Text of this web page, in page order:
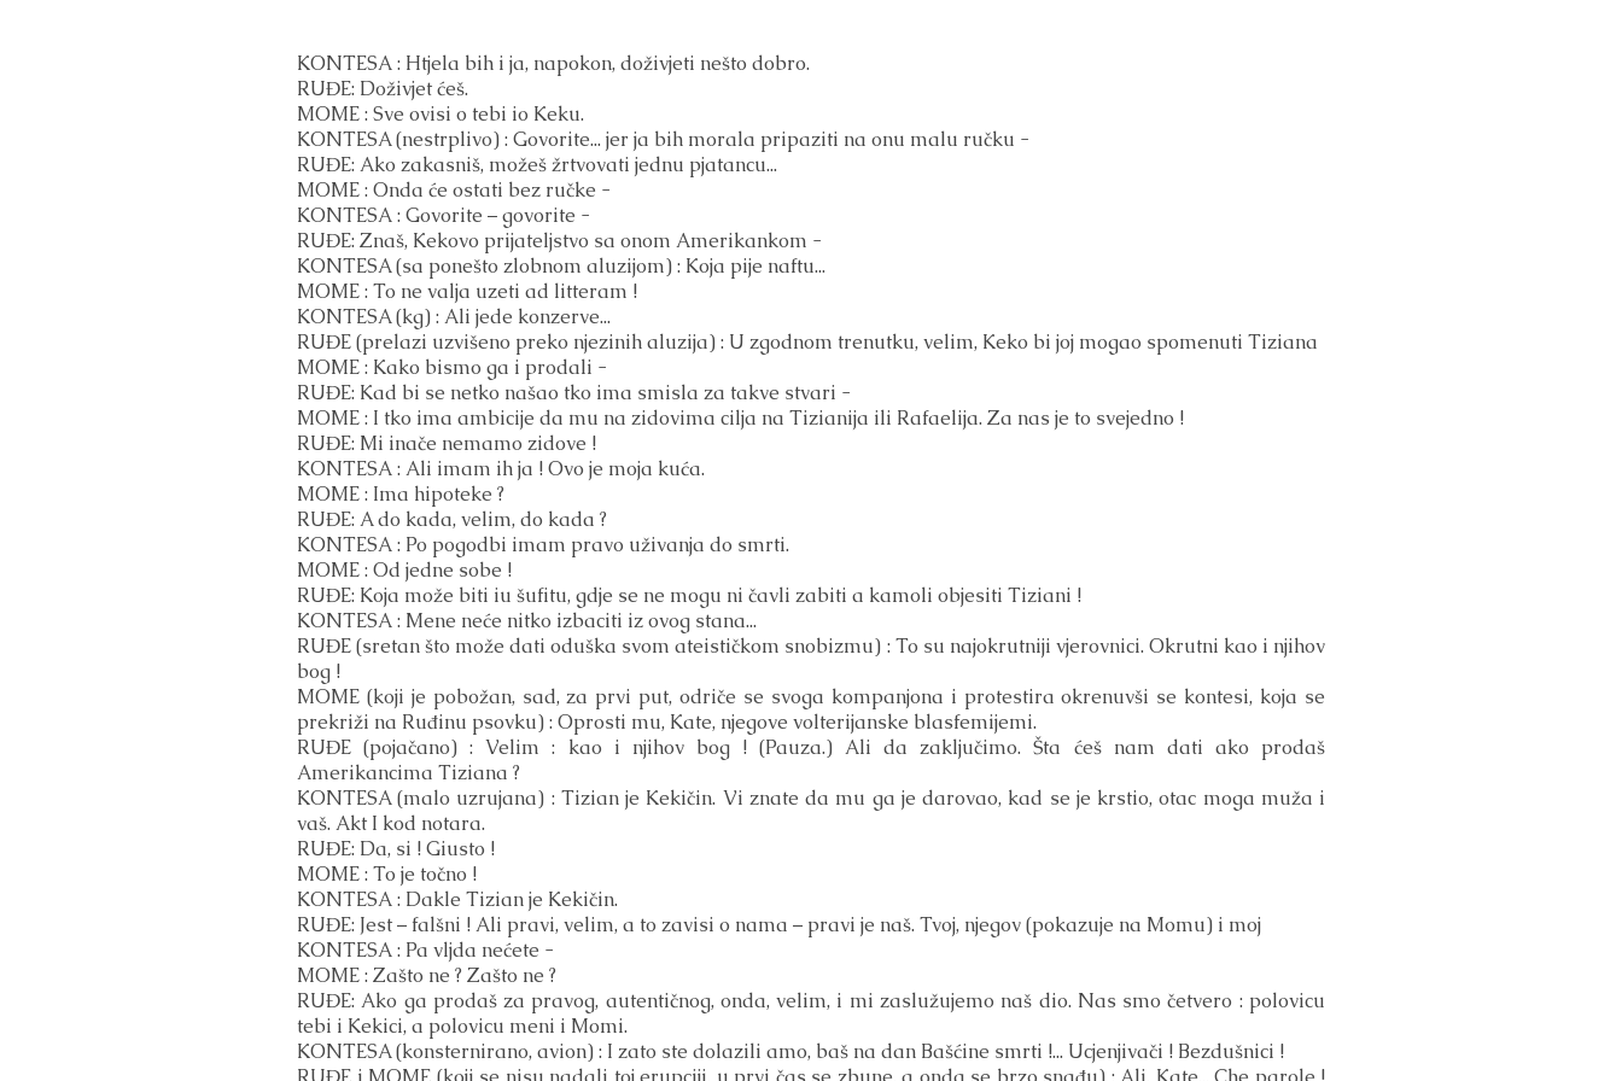
KONTESA : Htjela bih i ja, napokon, doživjeti nešto dobro.
RUĐE: Doživjet ćeš.
MOME : Sve ovisi o tebi io Keku.
KONTESA (nestrplivo) : Govorite... jer ja bih morala pripaziti na onu malu ručku -
RUĐE: Ako zakasniš, možeš žrtvovati jednu pjatancu...
MOME : Onda će ostati bez ručke -
KONTESA : Govorite – govorite -
RUĐE: Znaš, Kekovo prijateljstvo sa onom Amerikankom -
KONTESA (sa ponešto zlobnom aluzijom) : Koja pije naftu...
MOME : To ne valja uzeti ad litteram !
KONTESA (kg) : Ali jede konzerve...
RUĐE (prelazi uzvišeno preko njezinih aluzija) : U zgodnom trenutku, velim, Keko bi joj mogao spomenuti Tiziana
MOME : Kako bismo ga i prodali -
RUĐE: Kad bi se netko našao tko ima smisla za takve stvari -
MOME : I tko ima ambicije da mu na zidovima cilja na Tizianija ili Rafaelija. Za nas je to svejedno !
RUĐE: Mi inače nemamo zidove !
KONTESA : Ali imam ih ja ! Ovo je moja kuća.
MOME : Ima hipoteke ?
RUĐE: A do kada, velim, do kada ?
KONTESA : Po pogodbi imam pravo uživanja do smrti.
MOME : Od jedne sobe !
RUĐE: Koja može biti iu šufitu, gdje se ne mogu ni čavli zabiti a kamoli objesiti Tiziani !
KONTESA : Mene neće nitko izbaciti iz ovog stana...
RUĐE (sretan što može dati oduška svom ateističkom snobizmu) : To su najokrutniji vjerovnici. Okrutni kao i njihov
bog !
MOME (koji je pobožan, sad, za prvi put, odriče se svoga kompanjona i protestira okrenuvši se kontesi, koja se
prekriži na Ruđinu psovku) : Oprosti mu, Kate, njegove volterijanske blasfemijemi.
RUĐE (pojačano) : Velim : kao i njihov bog ! (Pauza.) Ali da zaključimo. Šta ćeš nam dati ako prodaš
Amerikancima Tiziana ?
KONTESA (malo uzrujana) : Tizian je Kekičin. Vi znate da mu ga je darovao, kad se je krstio, otac moga muža i
vaš. Akt I kod notara.
RUĐE: Da, si ! Giusto !
MOME : To je točno !
KONTESA : Dakle Tizian je Kekičin.
RUĐE: Jest – falšni ! Ali pravi, velim, a to zavisi o nama – pravi je naš. Tvoj, njegov (pokazuje na Momu) i moj
KONTESA : Pa vljda nećete -
MOME : Zašto ne ? Zašto ne ?
RUĐE: Ako ga prodaš za pravog, autentičnog, onda, velim, i mi zaslužujemo naš dio. Nas smo četvero : polovicu
tebi i Kekici, a polovicu meni i Momi.
KONTESA (konsternirano, avion) : I zato ste dolazili amo, baš na dan Bašćine smrti !... Ucjenjivači ! Bezdušnici !